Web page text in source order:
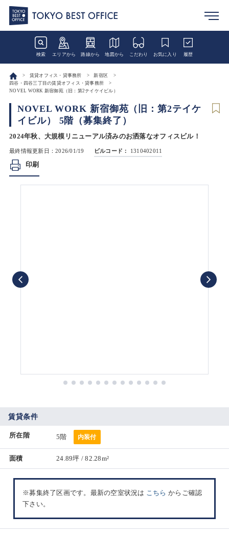
検索 エリアから 路線から 地図から こだわり お気に入り 履歴
賃貸オフィス・貸事務所
新宿区
四谷・四谷三丁目の賃貸オフィス・貸事務所
NOVEL WORK 新宿御苑（旧：第2テイケイビル）
NOVEL WORK 新宿御苑（旧：第2テイケ
イビル） 5階（募集終了）
2024年秋、大規模リニューアル済みのお洒落なオフィスビル！
最終情報更新日：2026/01/19 ビルコード： 1310402011
印刷
賃貸条件
所在階 5階 内装付
面積 24.89坪 / 82.28m²
※募集終了区画です。最新の空室状況は こちら からご確認
下さい。